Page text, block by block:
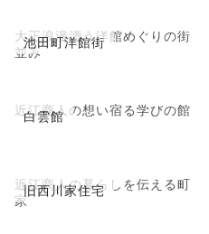
池田町洋館街
大正浪漫漂う洋館めぐりの街
並み
白雲館
近江商人の想い宿る学びの館
旧西川家住宅
近江商人の暮らしを伝える町
家